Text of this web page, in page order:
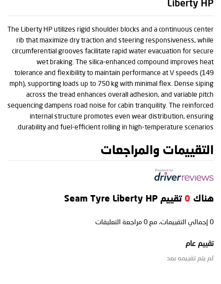
Liberty HP
The Liberty HP utilizes rigid shoulder blocks and a continuous center
rib that maximize dry traction and steering responsiveness, while
circumferential grooves facilitate rapid water evacuation for secure
wet braking. The silica-enhanced compound improves heat
tolerance and flexibility to maintain performance at V speeds (149
mph), supporting loads up to 750 kg with minimal flex. Dense siping
across the tread enhances overall adhesion, and variable pitch
sequencing dampens road noise for cabin tranquility. The reinforced
internal structure promotes even wear distribution, ensuring
durability and fuel-efficient rolling in high-temperature scenarios.
التقييمات والمراجعات
هناك 0 تقييم Seam Tyre Liberty HP
0 إجمالي التقييمات، مع 0 مراجعة التعليقات
تقييم عام
لم يتم تقييمه بعد